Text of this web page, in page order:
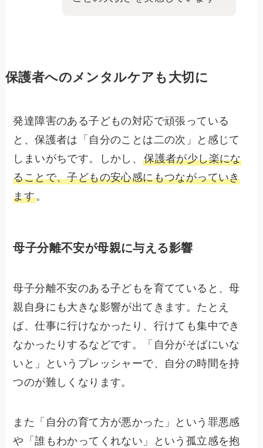
保護者へのメンタルケアも大切に
発達障害のある子どもの対応で頑張っている
と、保護者は「自分のことは二の次」と感じて
しまいがちです。しかし、保護者が少し楽にな
ることで、子どもの安心感にもつながっていき
ます。
母子分離不安が母親に与える影響
母子分離不安のある子どもを育てていると、母
親自身にも大きな影響が出てきます。たとえ
ば、仕事に行けなかったり、行けても集中でき
なかったりするなどです。「自分がそばにいな
いと」というプレッシャーで、自分の時間を持
つのが難しくなります。
また「自分の育て方が悪かった」という罪悪感
や「誰もわかってくれない」という孤立感を抱